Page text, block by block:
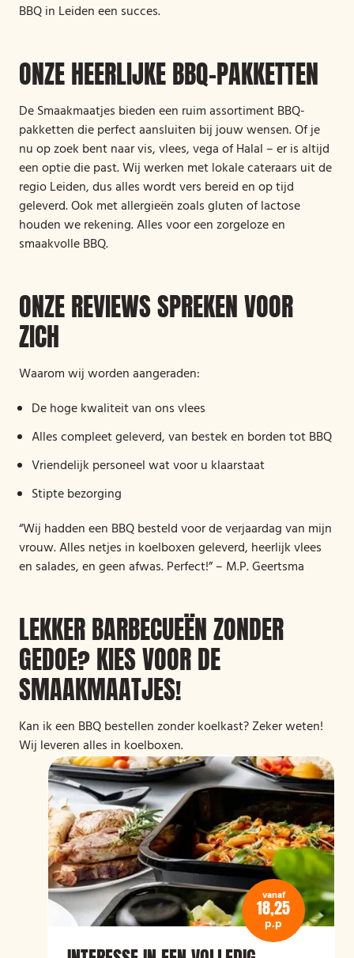
BBQ in Leiden een succes.
ONZE HEERLIJKE BBQ-PAKKETTEN
De Smaakmaatjes bieden een ruim assortiment BBQ-
pakketten die perfect aansluiten bij jouw wensen. Of je
nu op zoek bent naar vis, vlees, vega of Halal – er is altijd
een optie die past. Wij werken met lokale cateraars uit de
regio Leiden, dus alles wordt vers bereid en op tijd
geleverd. Ook met allergieën zoals gluten of lactose
houden we rekening. Alles voor een zorgeloze en
smaakvolle BBQ.
ONZE REVIEWS SPREKEN VOOR
ZICH
Waarom wij worden aangeraden:
De hoge kwaliteit van ons vlees
Alles compleet geleverd, van bestek en borden tot BBQ
Vriendelijk personeel wat voor u klaarstaat
Stipte bezorging
“Wij hadden een BBQ besteld voor de verjaardag van mijn
vrouw. Alles netjes in koelboxen geleverd, heerlijk vlees
en salades, en geen afwas. Perfect!” – M.P. Geertsma
LEKKER BARBECUEËN ZONDER
GEDOE? KIES VOOR DE
SMAAKMAATJES!
Kan ik een BBQ bestellen zonder koelkast? Zeker weten!
Wij leveren alles in koelboxen.
vanaf
18,25
p.p